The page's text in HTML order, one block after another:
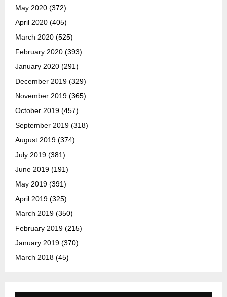
May 2020 (372)
April 2020 (405)
March 2020 (525)
February 2020 (393)
January 2020 (291)
December 2019 (329)
November 2019 (365)
October 2019 (457)
September 2019 (318)
August 2019 (374)
July 2019 (381)
June 2019 (191)
May 2019 (391)
April 2019 (325)
March 2019 (350)
February 2019 (215)
January 2019 (370)
March 2018 (45)